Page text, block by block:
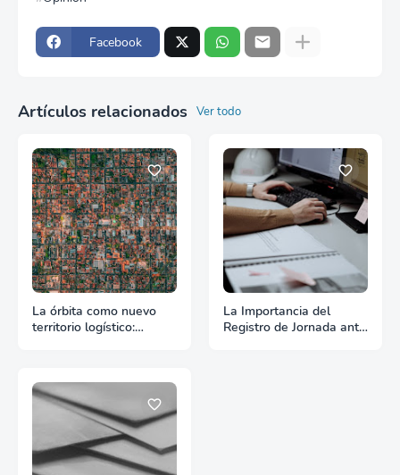
Facebook
Artículos relacionados Ver todo
La órbita como nuevo
territorio logístico:
La Importancia del
Registro de Jornada ante